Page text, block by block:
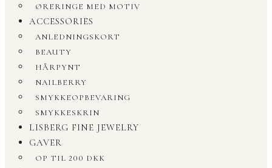
ØRERINGE MED MOTIV
ACCESSORIES
ANLEDNINGSKORT
BEAUTY
HÅRPYNT
NAILBERRY
SMYKKEOPBEVARING
SMYKKESKRIN
LISBERG FINE JEWELRY
GAVER
OP TIL 200 DKK